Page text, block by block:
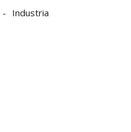
Industria